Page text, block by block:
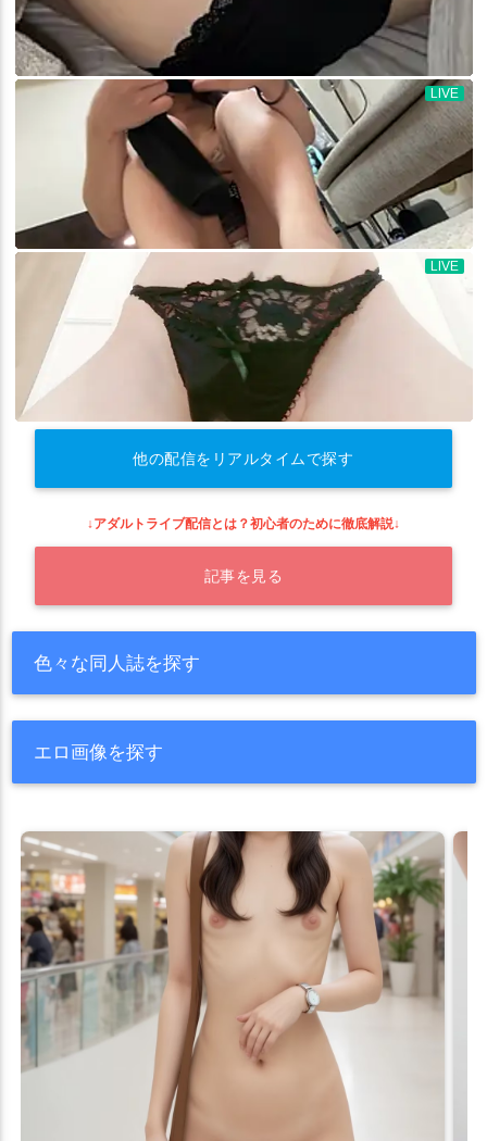
他の配信をリアルタイムで探す
↓アダルトライブ配信とは？初心者のために徹底解説↓
記事を見る
色々な同人誌を探す
エロ画像を探す